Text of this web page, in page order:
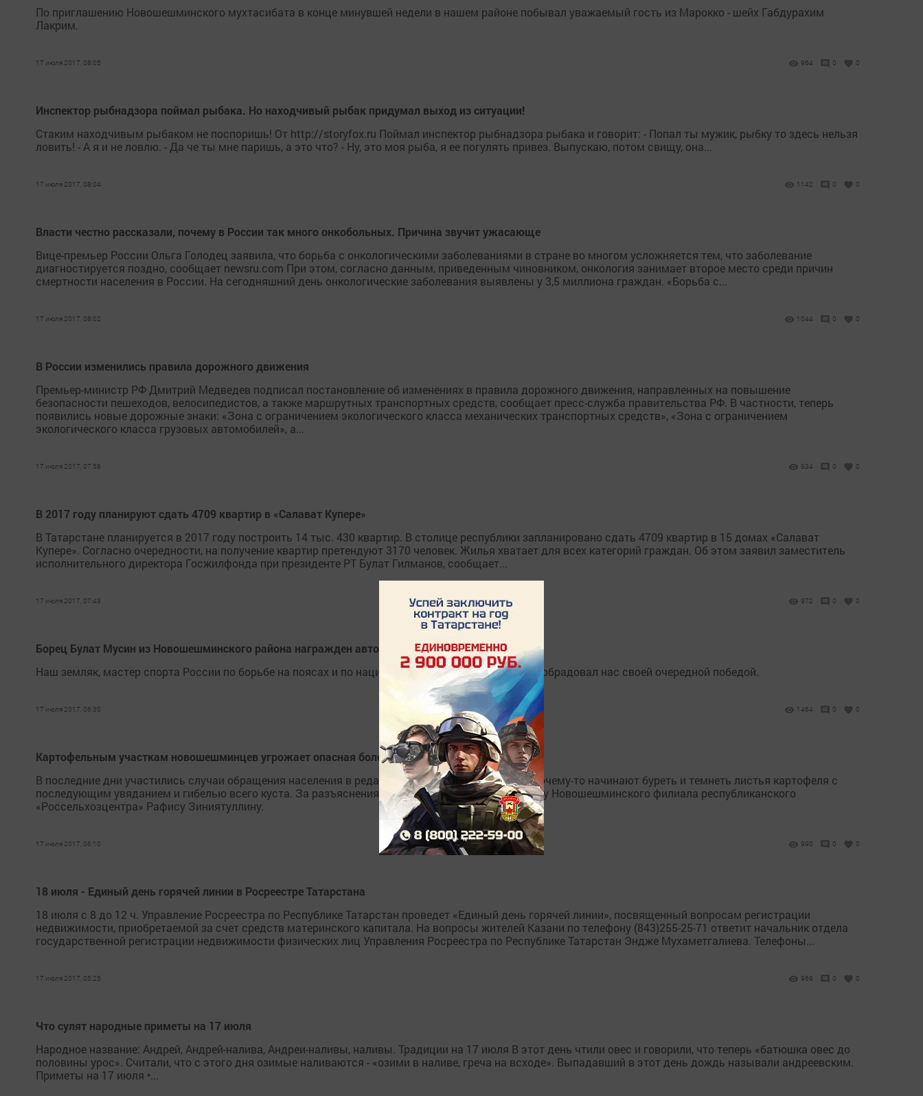
По приглашению Новошешминского мухтасибата в конце минувшей недели в нашем районе побывал уважаемый гость из Марокко - шейх Габдурахим
Лакрим.
17 июля 2017, 08:05 964 0 0
Инспектор рыбнадзора поймал рыбака. Но находчивый рыбак придумал выход из ситуации!
Стаким находчивым рыбаком не поспоришь! От http://storyfox.ru Поймал инспектор рыбнадзора рыбака и говорит: - Попал ты мужик, рыбку то здесь нельзя
ловить! - А я и не ловлю. - Да че ты мне паришь, а это что? - Ну, это моя рыба, я ее погулять привез. Выпускаю, потом свищу, она...
17 июля 2017, 08:04 1142 0 0
Власти честно рассказали, почему в России так много онкобольных. Причина звучит ужасающе
Вице-премьер России Ольга Голодец заявила, что борьба с онкологическими заболеваниями в стране во многом усложняется тем, что заболевание
диагностируется поздно, сообщает newsru.com При этом, согласно данным, приведенным чиновником, онкология занимает второе место среди причин
смертности населения в России. На сегодняшний день онкологические заболевания выявлены у 3,5 миллиона граждан. «Борьба с...
17 июля 2017, 08:02 1044 0 0
В России изменились правила дорожного движения
Премьер-министр РФ Дмитрий Медведев подписал постановление об изменениях в правила дорожного движения, направленных на повышение
безопасности пешеходов, велосипедистов, а также маршрутных транспортных средств, сообщает пресс-служба правительства РФ. В частности, теперь
появились новые дорожные знаки: «Зона с ограничением экологического класса механических транспортных средств», «Зона с ограничением
экологического класса грузовых автомобилей», а...
17 июля 2017, 07:58 934 0 0
В 2017 году планируют сдать 4709 квартир в «Салават Купере»
В Татарстане планируется в 2017 году построить 14 тыс. 430 квартир. В столице республики запланировано сдать 4709 квартир в 15 домах «Салават
Купере». Согласно очередности, на получение квартир претендуют 3170 человек. Жилья хватает для всех категорий граждан. Об этом заявил заместитель
исполнительного директора Госжилфонда при президенте РТ Булат Гилманов, сообщает...
17 июля 2017, 07:43 972 0 0
Борец Булат Мусин из Новошешминского района награжден автомобилем
Наш земляк, мастер спорта России по борьбе на поясах и по национальной борьбе Булат Мусин обрадовал нас своей очередной победой.
17 июля 2017, 06:30 1464 0 0
Картофельным участкам новошешминцев угрожает опасная болезнь
В последние дни участились случаи обращения населения в редакцию с вопросами о том, что почему-то начинают буреть и темнеть листья картофеля с
последующим увяданием и гибелью всего куста. За разъяснениями мы обратились к начальнику Новошешминского филиала республиканского
«Россельхозцентра» Рафису Зиниятуллину.
17 июля 2017, 06:10 990 0 0
18 июля - Единый день горячей линии в Росреестре Татарстана
18 июля с 8 до 12 ч. Управление Росреестра по Республике Татарстан проведет «Единый день горячей линии», посвященный вопросам регистрации
недвижимости, приобретаемой за счет средств материнского капитала. На вопросы жителей Казани по телефону (843)255-25-71 ответит начальник отдела
государственной регистрации недвижимости физических лиц Управления Росреестра по Республике Татарстан Эндже Мухаметгалиева. Телефоны...
17 июля 2017, 05:25 969 0 0
Что сулят народные приметы на 17 июля
Народное название: Андрей, Андрей-налива, Андреи-наливы, наливы. Традиции на 17 июля В этот день чтили овес и говорили, что теперь «батюшка овес до
половины урос». Считали, что с этого дня озимые наливаются - «озими в наливе, греча на всходе». Выпадавший в этот день дождь называли андреевским.
Приметы на 17 июля •...